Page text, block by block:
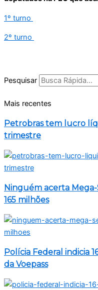
1º turno
2º turno
Pesquisar
Mais recentes
Petrobras tem lucro
trimestre
Ninguém acerta
165 milhões
Polícia Federal indicia
da Voepass